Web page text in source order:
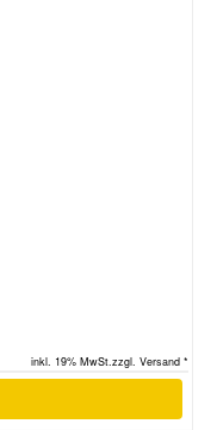
inkl. 19% MwSt.zzgl. Versand *